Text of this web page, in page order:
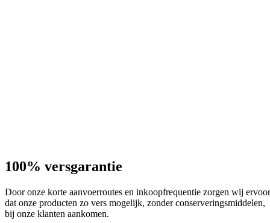
100% versgarantie
Door onze korte aanvoerroutes en inkoopfrequentie zorgen wij ervoor
dat onze producten zo vers mogelijk, zonder conserveringsmiddelen,
bij onze klanten aankomen.